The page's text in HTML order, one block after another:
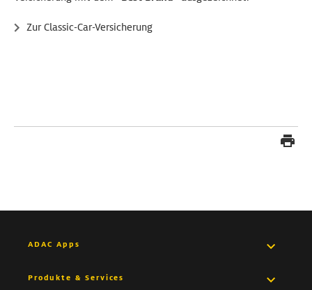
Zur Classic-Car-Versicherung
ADAC Apps
Pannenhilfe App
Produkte & Services